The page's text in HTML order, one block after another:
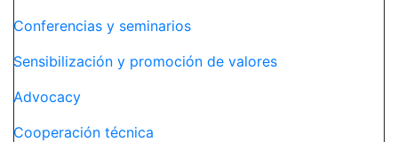
Conferencias y seminarios
Sensibilización y promoción de valores
Advocacy
Cooperación técnica